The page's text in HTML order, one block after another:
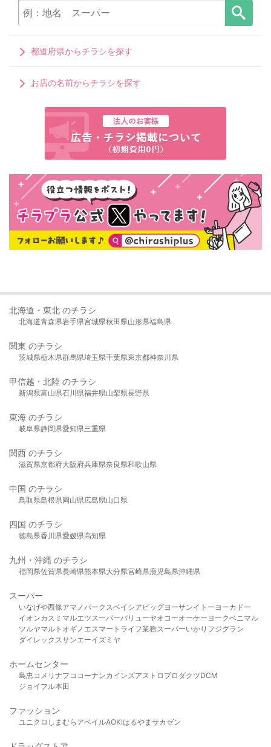
都道府県からチラシを探す
お店の名前からチラシを探す
北海道・東北 のチラシ
北海道青森県岩手県宮城県秋田県山形県福島県
関東 のチラシ
茨城県栃木県群馬県埼玉県千葉県東京都神奈川県
甲信越・北陸 のチラシ
新潟県富山県石川県福井県山梨県長野県
東海 のチラシ
岐阜県静岡県愛知県三重県
関西 のチラシ
滋賀県京都府大阪府兵庫県奈良県和歌山県
中国 のチラシ
鳥取県島根県岡山県広島県山口県
四国 のチラシ
徳島県香川県愛媛県高知県
九州・沖縄 のチラシ
福岡県佐賀県長崎県熊本県大分県宮崎県鹿児島県沖縄県
スーパー
いなげや西條アマノパークスベイシア ビッグヨーサンイトーヨーカドー
イオンカスミ マルエツスーパーバリューヤオコーオーケー ヨークベニマル
ツルヤマルト オギノ エスマート ライフ業務スーパーいかり フジグラン
ダイレックスサンエーイズミヤ
ホームセンター
島忠 コメリ ナフコ コーナンカインズアストロプロダクツDCM
ジョイフル本田
ファッション
ユニクロ しまむら アベイルAOKIはるやま サカゼン